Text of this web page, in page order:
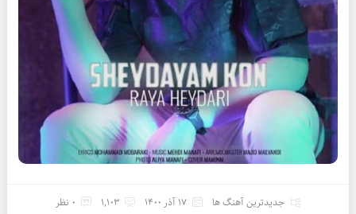
جدیدترین آهنگ ها 17 آذر 1400 1,103 0 نظر